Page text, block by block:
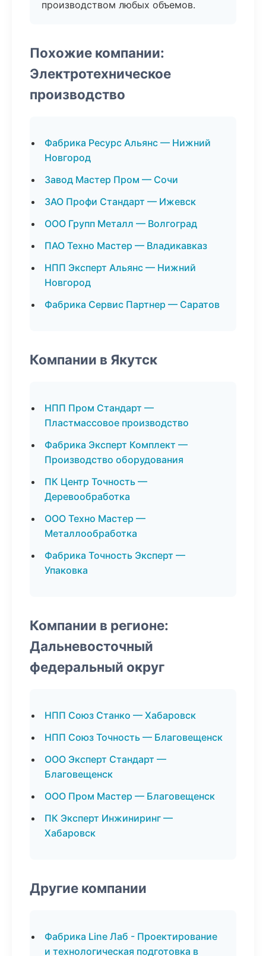
производством любых объемов.
Похожие компании:
Электротехническое
производство
Фабрика Ресурс Альянс — Нижний
Новгород
Завод Мастер Пром — Сочи
ЗАО Профи Стандарт — Ижевск
ООО Групп Металл — Волгоград
ПАО Техно Мастер — Владикавказ
НПП Эксперт Альянс — Нижний
Новгород
Фабрика Сервис Партнер — Саратов
Компании в Якутск
НПП Пром Стандарт —
Пластмассовое производство
Фабрика Эксперт Комплект —
Производство оборудования
ПК Центр Точность —
Деревообработка
ООО Техно Мастер —
Металлообработка
Фабрика Точность Эксперт —
Упаковка
Компании в регионе:
Дальневосточный
федеральный округ
НПП Союз Станко — Хабаровск
НПП Союз Точность — Благовещенск
ООО Эксперт Стандарт —
Благовещенск
ООО Пром Мастер — Благовещенск
ПК Эксперт Инжиниринг —
Хабаровск
Другие компании
Фабрика Line Лаб - Проектирование
и технологическая подготовка в